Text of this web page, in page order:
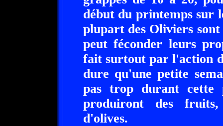
début du printemps sur
plupart des Oliviers
peut féconder leurs
fait surtout par l'action
dure qu'une petite
pas trop durant
produiront des
d'olives.